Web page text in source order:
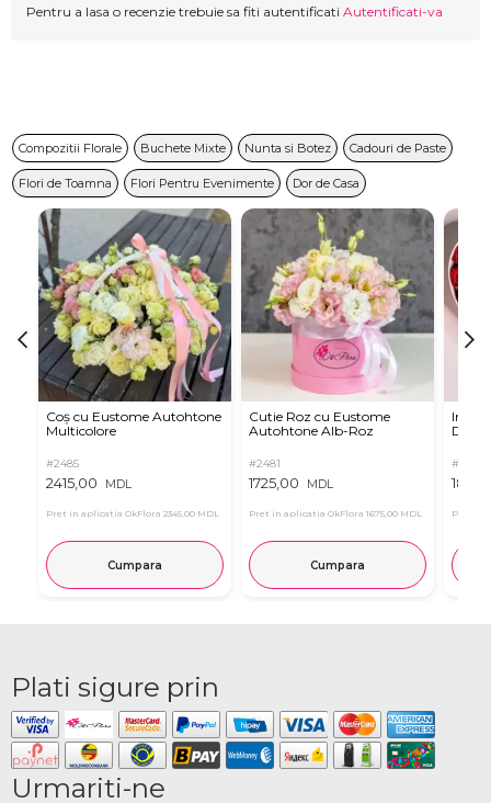
Pentru a lasa o recenzie trebuie sa fiti autentificati Autentificati-va
Compozitii Florale Buchete Mixte Nunta si Botez Cadouri de Paste
Flori de Toamna Flori Pentru Evenimente Dor de Casa
Coș cu Eustome Autohtone
Multicolore
#2485
2415,00 MDL
Pret in aplicatia OkFlora 2345,00 MDL
Cumpara
Cutie Roz cu Eustome
Autohtone Alb-Roz
#2481
1725,00 MDL
Pret in aplicatia OkFlora 1675,00 MDL
Cumpara
Inima
#2321
Pret in
Plati sigure prin
Urmariti-ne